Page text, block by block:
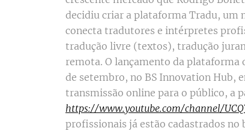
decidiu criar a plataforma Tradu, um
conecta tradutores e intérpretes
tradução livre (textos), tradução
remota. O lançamento da plataforma
de setembro, no BS Innovation Hub,
transmissão online para o público, a
https://www.youtube.com/channel/
profissionais já estão cadastrados no